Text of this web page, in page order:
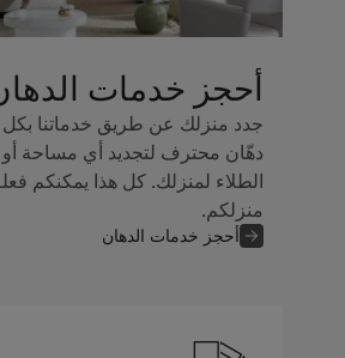
أحجز خدمات
جدد منزلك عن طريق خدماتنا
دهّان محترف لتجديد أي مساحة
الطلاء لمنزلك. كل هذا يمكنكم
منزلكم.
أحجز خدمات الدهان